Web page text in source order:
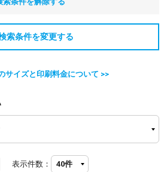
索条件を変更する
サイズと印刷料金について >>
表示件数：